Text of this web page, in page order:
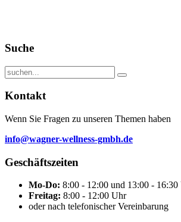
Suche
Kontakt
Wenn Sie Fragen zu unseren Themen haben
info@wagner-wellness-gmbh.de
Geschäftszeiten
Mo-Do: 8:00 - 12:00 und 13:00 - 16:30
Freitag: 8:00 - 12:00 Uhr
oder nach telefonischer Vereinbarung